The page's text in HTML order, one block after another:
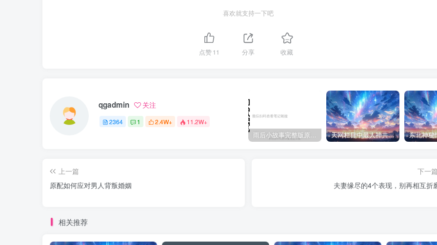
喜欢就支持一下吧
点赞11 分享 收藏
qgadmin 关注
2364 1 2.4W+ 11.2W+
雨后小故事完整版原片动态图（图+文字解说版） 天网栏目中最人神共愤的一期《消失的夫妻》
上一篇
原配如何应对男人背叛婚姻
下一
夫妻缘尽的4个表现，别再相互折
相关推荐